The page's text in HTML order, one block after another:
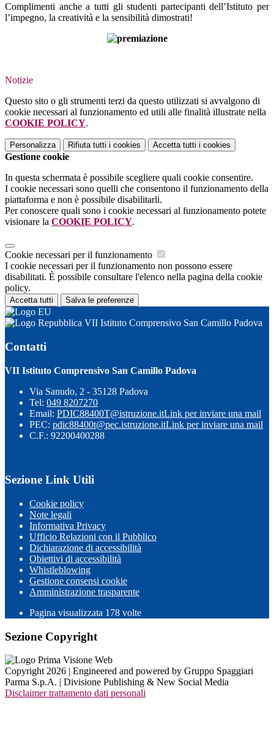
Complimenti anche a tutti gli studenti partecipanti dell’Istituto per
l’impegno, la creatività e la sensibilità dimostrati!
Notizie
Questo sito o gli strumenti terzi da questo utilizzati si avvalgono di
cookie necessari al funzionamento ed utili alle finalità illustrate nella
COOKIE POLICY.
Personalizza Rifiuta tutti i cookies Accetta tutti i cookies
Gestione cookie
In questa schermata è possibile scegliere quali cookie consentire.
I cookie necessari sono quelli che consentono il funzionamento della
piattaforma e non è possibile disabilitarli.
Per conoscere quali sono i cookie necessari al funzionamento potete
visionare la COOKIE POLICY.
Cookie necessari per il funzionamento
I cookie necessari per il funzionamento non possono essere
disabilitati. È possibile consultare l'elenco nella pagina della cookie
policy.
Accetta tutti Salva le preferenze
VII Istituto Comprensivo San Camillo Padova
Contatti
VII Istituto Comprensivo San Camillo Padova
Via Sanudo, 2 - 35128 Padova
Tel: 049 8207270
Email: PDIC88400T@istruzione.itLink per inviare una mail
PEC: pdic88400t@pec.istruzione.itLink per inviare una mail
C.F.: 92200400288
Sezione Link Utili
Cookie policy
Note legali
Informativa Privacy
Ufficio Relazioni con il Pubblico
Dichiarazione di accessibilità
Obiettivi di accessibilità
Whistleblowing
Gestione consensi cookie
Amministrazione trasparente
Pagina visualizzata 178 volte
Sezione Copyright
Copyright 2026 | Engineered and powered by Gruppo Spaggiari
Parma S.p.A. | Divisione Publishing & New Social Media
Disclaimer trattamento dati personali